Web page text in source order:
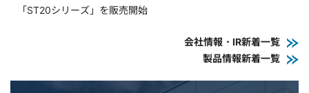
「ST20シリーズ」を販売開始
会社情報・IR新着一覧
製品情報新着一覧